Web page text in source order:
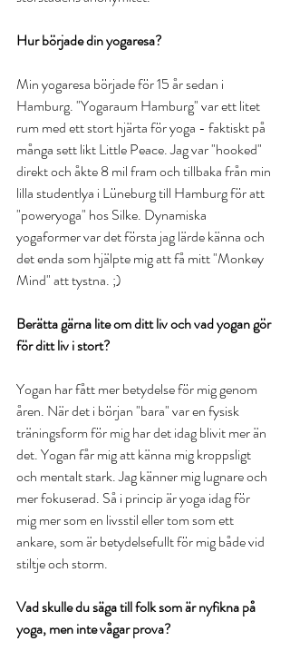
Hur började din yogaresa?
Min yogaresa började för 15 år sedan i
Hamburg. "Yogaraum Hamburg" var ett litet
rum med ett stort hjärta för yoga - faktiskt på
många sett likt Little Peace. Jag var "hooked"
direkt och åkte 8 mil fram och tillbaka från min
lilla studentlya i Lüneburg till Hamburg för att
"poweryoga" hos Silke. Dynamiska
yogaformer var det första jag lärde känna och
det enda som hjälpte mig att få mitt "Monkey
Mind" att tystna. ;)
Berätta gärna lite om ditt liv och vad yogan gör
för ditt liv i stort?
Yogan har fått mer betydelse för mig genom
åren. När det i början "bara" var en fysisk
träningsform för mig har det idag blivit mer än
det. Yogan får mig att känna mig kroppsligt
och mentalt stark. Jag känner mig lugnare och
mer fokuserad. Så i princip är yoga idag för
mig mer som en livsstil eller tom som ett
ankare, som är betydelsefullt för mig både vid
stiltje och storm.
Vad skulle du säga till folk som är nyfikna på
yoga, men inte vågar prova?